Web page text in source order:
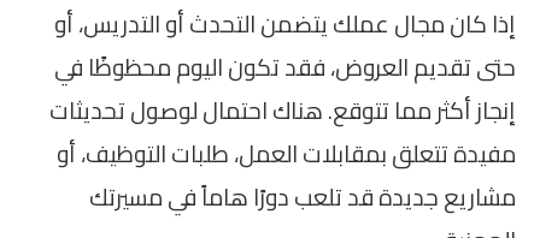
إذا كان مجال عملك يتضمن التحدث أو التدريس، أو
حتى تقديم العروض، فقد تكون اليوم محظوظًا في
إنجاز أكثر مما تتوقع. هناك احتمال لوصول تحديثات
مفيدة تتعلق بمقابلات العمل، طلبات التوظيف، أو
مشاريع جديدة قد تلعب دورًا هاماً في مسيرتك